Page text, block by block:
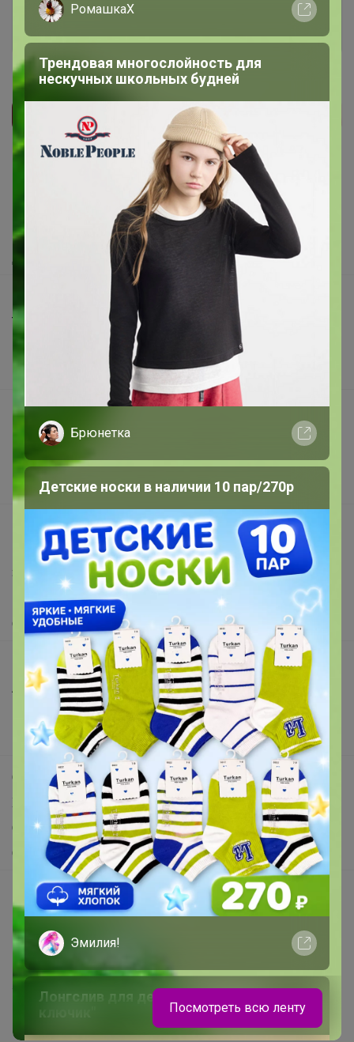
Войти
Как здесь все устроено?
Как сделать заказ?
Как получить?
Доставка
Торговые марки
Подарочные сертификаты
Реклама на сайте
Поставщикам
Вакансии
support@24-ok.ru
Написать в поддержку
Защита покупателя
Помощь
О нас
Все предложения
Анонсы
Новости
Поддержка альпак
Самое выгодное
Хиты продаж
Самое желанное
Самое быстрое
Начать зарабатывать с 24-ok
Picabox.ru - Лучшее место для ваших изображений
Розыгрыш - Генератор случайных чисел
Пульс нашего маркетплейса
Укорачиватель ссылок
РомашкаХ
Трендовая многослойность для
нескучных школьных будней
Брюнетка
Детские носки в наличии 10 пар/270р
Эмилия!
Лонгслив для девочки "Золотой
ключик"
Посмотреть всю ленту